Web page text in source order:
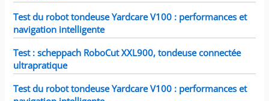
Test du robot tondeuse Yardcare V100 : performances et
navigation intelligente
Test : scheppach RoboCut XXL900, tondeuse connectée
ultrapratique
Test du robot tondeuse Yardcare V100 : performances et